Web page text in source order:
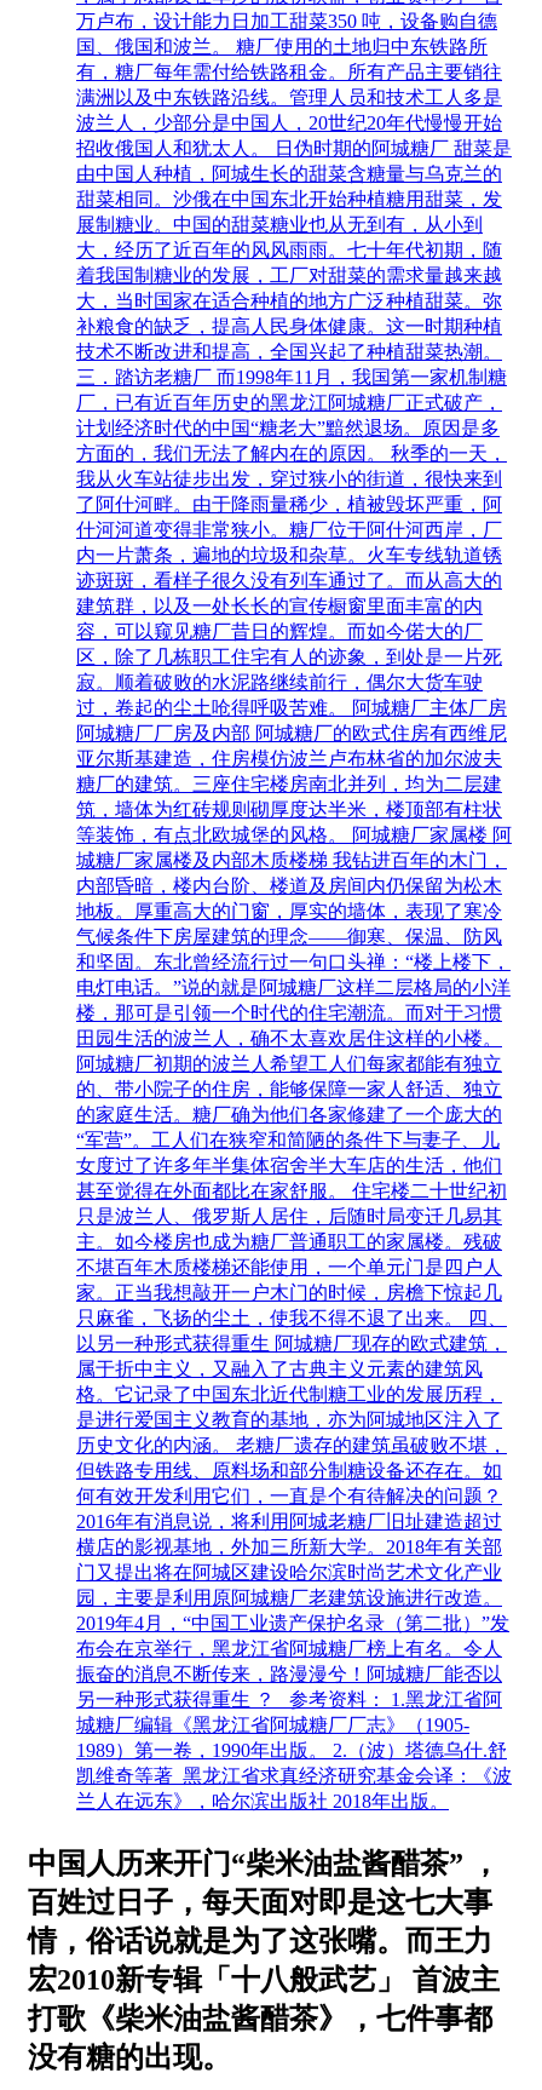
万卢布，设计能力日加工甜菜350 吨，设备购自德
国、俄国和波兰。 糖厂使用的土地归中东铁路所
有，糖厂每年需付给铁路租金。所有产品主要销往
满洲以及中东铁路沿线。管理人员和技术工人多是
波兰人，少部分是中国人，20世纪20年代慢慢开始
招收俄国人和犹太人。 日伪时期的阿城糖厂 甜菜是
由中国人种植，阿城生长的甜菜含糖量与乌克兰的
甜菜相同。沙俄在中国东北开始种植糖用甜菜，发
展制糖业。中国的甜菜糖业也从无到有，从小到
大，经历了近百年的风风雨雨。七十年代初期，随
着我国制糖业的发展，工厂对甜菜的需求量越来越
大，当时国家在适合种植的地方广泛种植甜菜。弥
补粮食的缺乏，提高人民身体健康。这一时期种植
技术不断改进和提高，全国兴起了种植甜菜热潮。
三．踏访老糖厂 而1998年11月，我国第一家机制糖
厂，已有近百年历史的黑龙江阿城糖厂正式破产，
计划经济时代的中国“糖老大”黯然退场。原因是多
方面的，我们无法了解内在的原因。 秋季的一天，
我从火车站徒步出发，穿过狭小的街道，很快来到
了阿什河畔。由于降雨量稀少，植被毁坏严重，阿
什河河道变得非常狭小。糖厂位于阿什河西岸，厂
内一片萧条，遍地的垃圾和杂草。火车专线轨道锈
迹斑斑，看样子很久没有列车通过了。而从高大的
建筑群，以及一处长长的宣传橱窗里面丰富的内
容，可以窥见糖厂昔日的辉煌。而如今偌大的厂
区，除了几栋职工住宅有人的迹象，到处是一片死
寂。顺着破败的水泥路继续前行，偶尔大货车驶
过，卷起的尘土呛得呼吸苦难。 阿城糖厂主体厂房
阿城糖厂厂房及内部 阿城糖厂的欧式住房有西维尼
亚尔斯基建造，住房模仿波兰卢布林省的加尔波夫
糖厂的建筑。三座住宅楼房南北并列，均为二层建
筑，墙体为红砖规则砌厚度达半米，楼顶部有柱状
等装饰，有点北欧城堡的风格。 阿城糖厂家属楼 阿
城糖厂家属楼及内部木质楼梯 我钻进百年的木门，
内部昏暗，楼内台阶、楼道及房间内仍保留为松木
地板。厚重高大的门窗，厚实的墙体，表现了寒冷
气候条件下房屋建筑的理念——御寒、保温、防风
和坚固。东北曾经流行过一句口头禅：“楼上楼下，
电灯电话。”说的就是阿城糖厂这样二层格局的小洋
楼，那可是引领一个时代的住宅潮流。而对于习惯
田园生活的波兰人，确不太喜欢居住这样的小楼。
阿城糖厂初期的波兰人希望工人们每家都能有独立
的、带小院子的住房，能够保障一家人舒适、独立
的家庭生活。糖厂确为他们各家修建了一个庞大的
“军营”。工人们在狭窄和简陋的条件下与妻子、儿
女度过了许多年半集体宿舍半大车店的生活，他们
甚至觉得在外面都比在家舒服。 住宅楼二十世纪初
只是波兰人、俄罗斯人居住，后随时局变迁几易其
主。如今楼房也成为糖厂普通职工的家属楼。残破
不堪百年木质楼梯还能使用，一个单元门是四户人
家。正当我想敲开一户木门的时候，房檐下惊起几
只麻雀，飞扬的尘土，使我不得不退了出来。 四、
以另一种形式获得重生 阿城糖厂现存的欧式建筑，
属于折中主义，又融入了古典主义元素的建筑风
格。它记录了中国东北近代制糖工业的发展历程，
是进行爱国主义教育的基地，亦为阿城地区注入了
历史文化的内涵。 老糖厂遗存的建筑虽破败不堪，
但铁路专用线、原料场和部分制糖设备还存在。如
何有效开发利用它们，一直是个有待解决的问题？
2016年有消息说，将利用阿城老糖厂旧址建造超过
横店的影视基地，外加三所新大学。2018年有关部
门又提出将在阿城区建设哈尔滨时尚艺术文化产业
园，主要是利用原阿城糖厂老建筑设施进行改造。
2019年4月，“中国工业遗产保护名录（第二批）”发
布会在京举行，黑龙江省阿城糖厂榜上有名。令人
振奋的消息不断传来，路漫漫兮！阿城糖厂能否以
另一种形式获得重生 ？ 参考资料： 1.黑龙江省阿
城糖厂编辑《黑龙江省阿城糖厂厂志》（1905-
1989）第一卷，1990年出版。 2.（波）塔德乌什.舒
凯维奇等著 黑龙江省求真经济研究基金会译：《波
兰人在远东》，哈尔滨出版社 2018年出版。
中国人历来开门“柴米油盐酱醋茶” ，
百姓过日子，每天面对即是这七大事
情，俗话说就是为了这张嘴。而王力
宏2010新专辑「十八般武艺」 首波主
打歌《柴米油盐酱醋茶》，七件事都
没有糖的出现。